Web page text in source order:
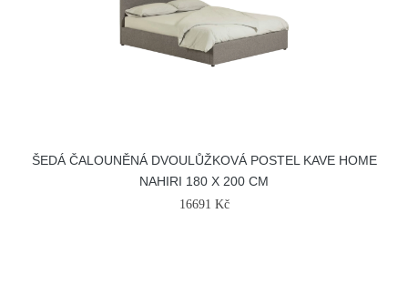
ŠEDÁ ČALOUNĚNÁ DVOULŮŽKOVÁ POSTEL KAVE HOME
NAHIRI 180 X 200 CM
16691 Kč